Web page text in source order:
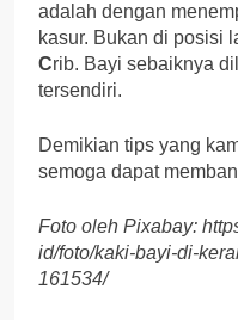
adalah dengan
kasur. Bukan di posisi
Crib. Bayi sebaiknya
tersendiri.
Demikian tips yang
semoga dapat
Foto oleh Pixabay:
id/foto/kaki-bayi-di-
161534/